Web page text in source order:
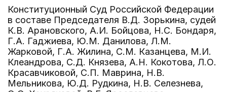
Конституционный Суд Российской Федерации
в составе Председателя В.Д. Зорькина, судей
К.В. Арановского, А.И. Бойцова, Н.С. Бондаря,
Г.А. Гаджиева, Ю.М. Данилова, Л.М.
Жарковой, Г.А. Жилина, С.М. Казанцева, М.И.
Клеандрова, С.Д. Князева, А.Н. Кокотова, Л.О.
Красавчиковой, С.П. Маврина, Н.В.
Мельникова, Ю.Д. Рудкина, Н.В. Селезнева,